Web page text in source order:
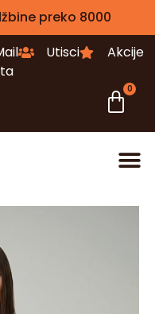
preko 8000
Utisci
Akcije
0